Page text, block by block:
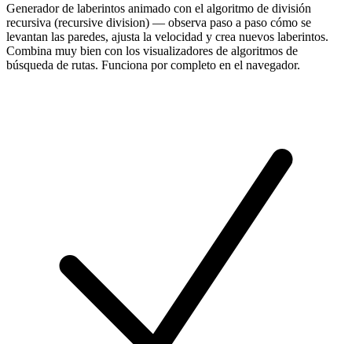
Generador de laberintos animado con el algoritmo de división
recursiva (recursive division) — observa paso a paso cómo se
levantan las paredes, ajusta la velocidad y crea nuevos laberintos.
Combina muy bien con los visualizadores de algoritmos de
búsqueda de rutas. Funciona por completo en el navegador.